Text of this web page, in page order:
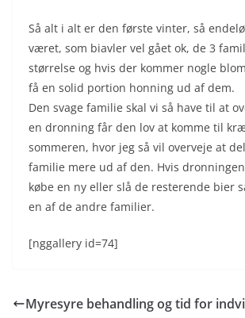
Så alt i alt er den første vinter, så
været, som biavler vel gået ok, de 3
størrelse og hvis der kommer nogle
få en solid portion honning ud af dem.
Den svage familie skal vi så have til at
en dronning får den lov at komme til
sommeren, hvor jeg så vil overveje at
familie mere ud af den. Hvis
købe en ny eller slå de resterende bier
en af de andre familier.
[nggallery id=74]
Myresyre behandling og tid for